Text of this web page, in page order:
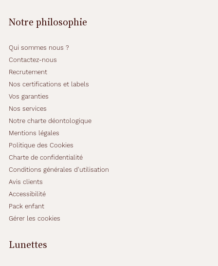
Notre philosophie
Qui sommes nous ?
Contactez-nous
Recrutement
Nos certifications et labels
Vos garanties
Nos services
Notre charte déontologique
Mentions légales
Politique des Cookies
Charte de confidentialité
Conditions générales d'utilisation
Avis clients
Accessibilité
Pack enfant
Gérer les cookies
Lunettes